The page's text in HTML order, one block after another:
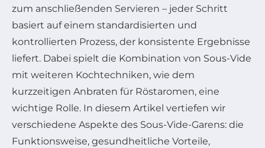
zum anschließenden Servieren – jeder Schritt
basiert auf einem standardisierten und
kontrollierten Prozess, der konsistente Ergebnisse
liefert. Dabei spielt die Kombination von Sous-Vide
mit weiteren Kochtechniken, wie dem
kurzzeitigen Anbraten für Röstaromen, eine
wichtige Rolle. In diesem Artikel vertiefen wir
verschiedene Aspekte des Sous-Vide-Garens: die
Funktionsweise, gesundheitliche Vorteile,